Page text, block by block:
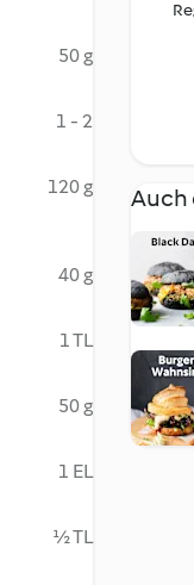
50 g
1 - 2
120 g
40 g
1 TL
50 g
1 EL
½ TL
Auch